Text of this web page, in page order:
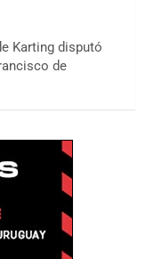
Karting disputó
de